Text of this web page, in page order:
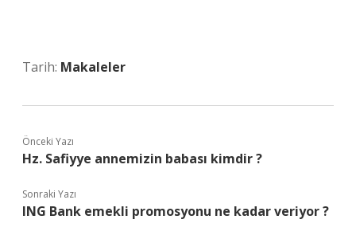
Tarih: Makaleler
Önceki Yazı
Hz. Safiyye annemizin babası kimdir ?
Sonraki Yazı
ING Bank emekli promosyonu ne kadar veriyor ?